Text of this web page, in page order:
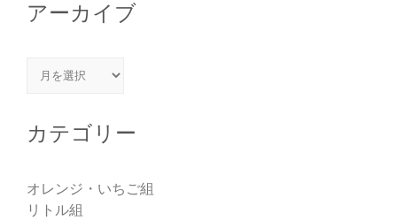
アーカイブ
アーカイブ
カテゴリー
オレンジ・いちご組
リトル組